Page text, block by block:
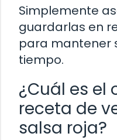
Simplemente
guardarlas en
para mantener
tiempo.
¿Cuál es el
receta de
salsa roja?